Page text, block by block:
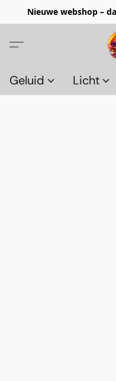
Nieuwe webshop –
Geluid Licht